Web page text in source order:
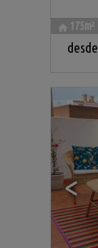
175m²
desde
<